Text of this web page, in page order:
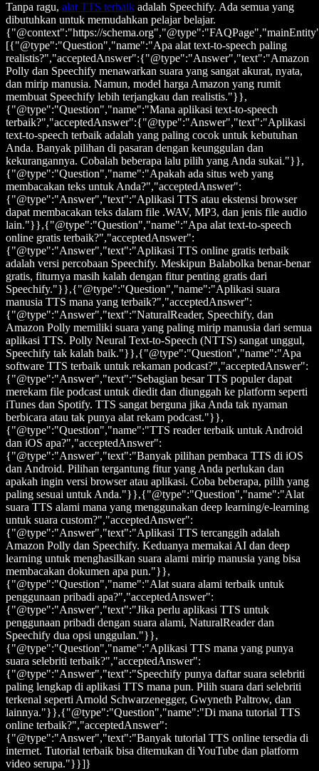
Tanpa ragu, alat TTS terbaik adalah Speechify. Ada semua yang
dibutuhkan untuk memudahkan pelajar belajar.
{"@context":"https://
[{"@type":"Question","name":"Apa alat text-to-speech paling
realistis?","acceptedAnswer":{"@type":"Answer","text":"Amazon
Polly dan Speechify menawarkan suara yang sangat akurat, nyata,
dan mirip manusia. Namun, model harga Amazon yang rumit
membuat Speechify lebih terjangkau dan realistis."}},
{"@type":"Question","name":"Mana aplikasi text-to-speech
terbaik?","acceptedAnswer":{"@type":"Answer","text":"Aplikasi
text-to-speech terbaik adalah yang paling cocok untuk kebutuhan
Anda. Banyak pilihan di pasaran dengan keunggulan dan
kekurangannya. Cobalah beberapa lalu pilih yang Anda sukai."}},
{"@type":"Question","name":"Apakah ada situs web yang
membacakan teks untuk Anda?","acceptedAnswer":
{"@type":"Answer","text":"Aplikasi TTS atau ekstensi browser
dapat membacakan teks dalam file .WAV, MP3, dan jenis file audio
lain."}},{"@type":"Question","name":"Apa alat text-to-speech
online gratis terbaik?","acceptedAnswer":
{"@type":"Answer","text":"Aplikasi TTS online gratis terbaik
adalah versi percobaan Speechify. Meskipun Balabolka benar-benar
gratis, fiturnya masih kalah dengan fitur penting gratis dari
Speechify."}},{"@type":"Question","name":"Aplikasi suara
manusia TTS mana yang terbaik?","acceptedAnswer":
{"@type":"Answer","text":"NaturalReader, Speechify, dan
Amazon Polly memiliki suara yang paling mirip manusia dari semua
aplikasi TTS. Polly Neural Text-to-Speech (NTTS) sangat unggul,
Speechify tak kalah baik."}},{"@type":"Question","name":"Apa
software TTS terbaik untuk rekaman podcast?","acceptedAnswer":
{"@type":"Answer","text":"Sebagian besar TTS populer dapat
merekam file podcast untuk diedit dan diunggah ke platform seperti
iTunes dan Spotify. TTS sangat berguna jika Anda tak nyaman
berbicara atau tak punya alat rekam podcast."}},
{"@type":"Question","name":"TTS reader terbaik untuk Android
dan iOS apa?","acceptedAnswer":
{"@type":"Answer","text":"Banyak pilihan pembaca TTS di iOS
dan Android. Pilihan tergantung fitur yang Anda perlukan dan
apakah ingin versi browser atau aplikasi. Coba beberapa, pilih yang
paling sesuai untuk Anda."}},{"@type":"Question","name":"Alat
suara TTS alami mana yang menggunakan deep learning/e-learning
untuk suara custom?","acceptedAnswer":
{"@type":"Answer","text":"Aplikasi TTS tercanggih adalah
Amazon Polly dan Speechify. Keduanya memakai AI dan deep
learning untuk menghasilkan suara alami mirip manusia yang bisa
membacakan dokumen apa pun."}},
{"@type":"Question","name":"Alat suara alami terbaik untuk
penggunaan pribadi apa?","acceptedAnswer":
{"@type":"Answer","text":"Jika perlu aplikasi TTS untuk
penggunaan pribadi dengan suara alami, NaturalReader dan
Speechify dua opsi unggulan."}},
{"@type":"Question","name":"Aplikasi TTS mana yang punya
suara selebriti terbaik?","acceptedAnswer":
{"@type":"Answer","text":"Speechify punya daftar suara selebriti
paling lengkap di aplikasi TTS mana pun. Pilih suara dari selebriti
terkenal seperti Arnold Schwarzenegger, Gwyneth Paltrow, dan
lainnya."}},{"@type":"Question","name":"Di mana tutorial TTS
online terbaik?","acceptedAnswer":
{"@type":"Answer","text":"Banyak tutorial TTS online tersedia di
internet. Tutorial terbaik bisa ditemukan di YouTube dan platform
video serupa."}}]}